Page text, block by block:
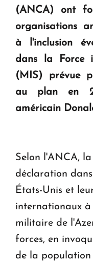
KASA : 30 ans
en Arménie
Le premier hôtel
ouvrira ses
(ANCA) ont
organisations
à l'inclusion
dans la Force
(MIS) prévue
au plan en
américain
Selon l'ANCA,
déclaration
États-Unis et
internationaux à
militaire de
forces, en
de la